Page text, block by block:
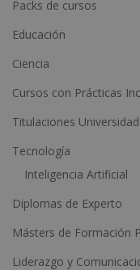
i
v
e
Packs de cursos
Educación
Ciencia
Cursos con Prácticas
Titulaciones
Tecnología
Inteligencia Artificial
Diplomas de Experto
Másters de Formación
Liderazgo y